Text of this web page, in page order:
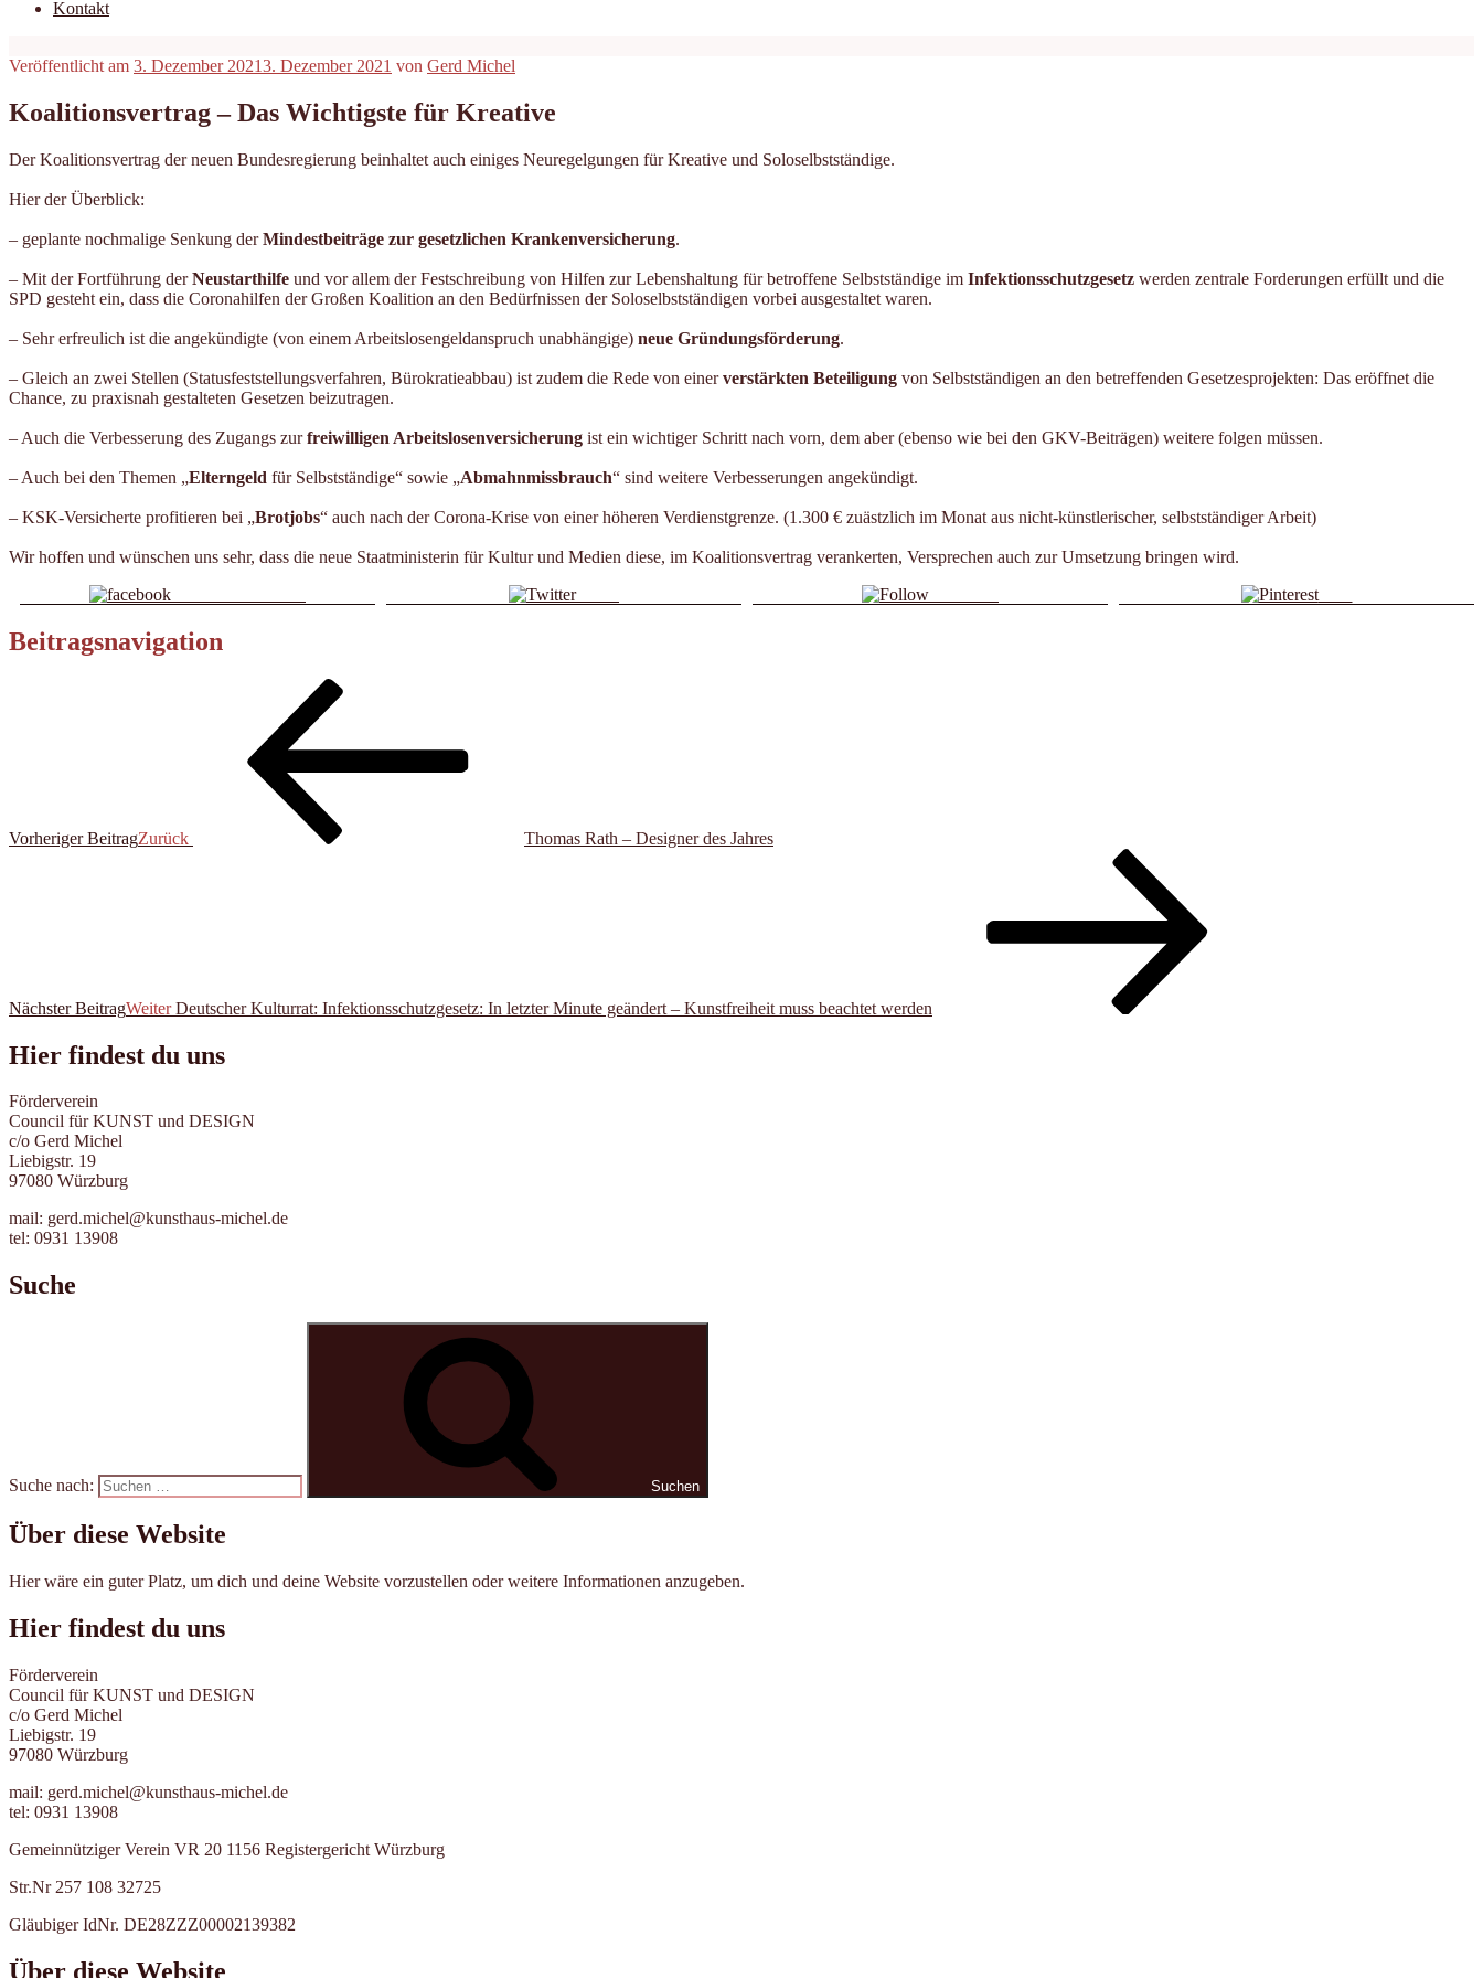
Kontakt
Veröffentlicht am 3. Dezember 20213. Dezember 2021 von Gerd Michel
Koalitionsvertrag – Das Wichtigste für Kreative
Der Koalitionsvertrag der neuen Bundesregierung beinhaltet auch einiges Neuregelgungen für Kreative und Soloselbstständige.
Hier der Überblick:
– geplante nochmalige Senkung derMindestbeiträge zur gesetzlichen Krankenversicherung.
– Mit der Fortführung derNeustarthilfe und vor allem der Festschreibung von Hilfen zur Lebenshaltung für betroffene Selbstständige im Infektionsschutzgesetz werden zentrale Forderungen erfüllt und die
SPD gesteht ein, dass die Coronahilfen der Großen Koalition an den Bedürfnissen der Soloselbstständigen vorbei ausgestaltet waren.
– Sehr erfreulich ist die angekündigte (von einem Arbeitslosengeldanspruch unabhängige) neue Gründungsförderung.
– Gleich an zwei Stellen (Statusfeststellungsverfahren, Bürokratieabbau) ist zudem die Rede von einerverstärkten Beteiligung von Selbstständigen an den betreffenden Gesetzesprojekten: Das eröffnet die
Chance, zu praxisnah gestalteten Gesetzen beizutragen.
– Auch die Verbesserung des Zugangs zurfreiwilligen Arbeitslosenversicherung ist ein wichtiger Schritt nach vorn, dem aber (ebenso wie bei den GKV-Beiträgen) weitere folgen müssen.
– Auch bei den Themen „Elterngeld für Selbstständige“ sowie „Abmahnmissbrauch“ sind weitere Verbesserungen angekündigt.
– KSK-Versicherte profitieren bei „Brotjobs“ auch nach der Corona-Krise von einer höheren Verdienstgrenze. (1.300 € zuästzlich im Monat aus nicht-künstlerischer, selbstständiger Arbeit)
Wir hoffen und wünschen uns sehr, dass die neue Staatministerin für Kultur und Medien diese, im Koalitionsvertrag verankerten, Versprechen auch zur Umsetzung bringen wird.
Tweet Save
Beitragsnavigation
Vorheriger BeitragZurück Thomas Rath – Designer des Jahres
Nächster BeitragWeiter Deutscher Kulturrat: Infektionsschutzgesetz: In letzter Minute geändert – Kunstfreiheit muss beachtet werden
Hier findest du uns
Förderverein
Council für KUNST und DESIGN
c/o Gerd Michel
Liebigstr. 19
97080 Würzburg
mail: gerd.michel@kunsthaus-michel.de
tel: 0931 13908
Suche
Suche nach: Suchen
Über diese Website
Hier wäre ein guter Platz, um dich und deine Website vorzustellen oder weitere Informationen anzugeben.
Hier findest du uns
Förderverein
Council für KUNST und DESIGN
c/o Gerd Michel
Liebigstr. 19
97080 Würzburg
mail: gerd.michel@kunsthaus-michel.de
tel: 0931 13908
Gemeinnütziger Verein VR 20 1156 Registergericht Würzburg
Str.Nr 257 108 32725
Gläubiger IdNr. DE28ZZZ00002139382
Über diese Website